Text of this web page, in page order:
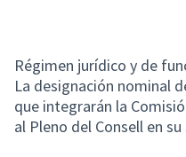
Régimen jurídico y de
La designación nominal
que integrarán la
al Pleno del Consell en